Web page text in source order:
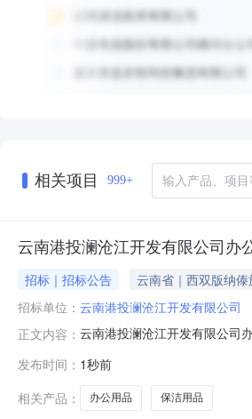
相关项目 999+
云南港投澜沧江开发有限公司办
招标｜招标公告
云南省｜西双版纳
招标单位： 云南港投澜沧江开发有限公司
正文内容： 云南港投澜沧江开发有限公司
办公用品及保洁用品采购。云
征集范围通过在“云南交投集团
发布时间： 1秒前
相关产品：
办公用品 保洁用品